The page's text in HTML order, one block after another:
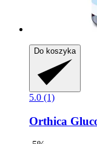
Do koszyka
5.0 (1)
Orthica